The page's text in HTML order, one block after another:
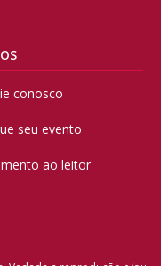
conosco
seu evento
ao leitor